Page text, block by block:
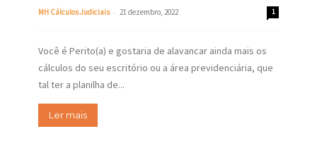
MH Cálculos Judiciais - 21 dezembro, 2022 1
Você é Perito(a) e gostaria de alavancar ainda mais os
cálculos do seu escritório ou a área previdenciária, que
tal ter a planilha de...
Ler mais